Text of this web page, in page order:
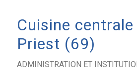
Cuisine centrale
Priest (69)
ADMINISTRATION ET